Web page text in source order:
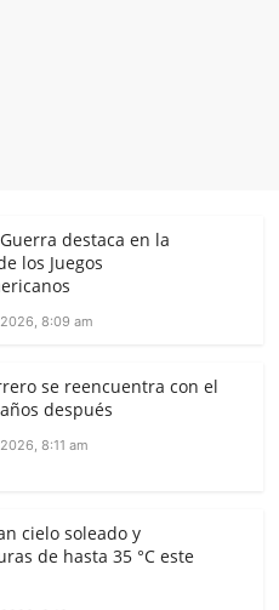
destaca en la
los Juegos
8:09 am
se reencuentra con el
después
8:11 am
cielo soleado y
de hasta 35 °C este